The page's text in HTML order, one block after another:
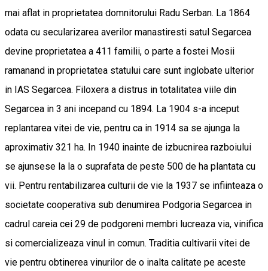
mai aflat in proprietatea domnitorului Radu Serban. La 1864
odata cu secularizarea averilor manastiresti satul Segarcea
devine proprietatea a 411 familii, o parte a fostei Mosii
ramanand in proprietatea statului care sunt inglobate ulterior
in IAS Segarcea. Filoxera a distrus in totalitatea viile din
Segarcea in 3 ani incepand cu 1894. La 1904 s-a inceput
replantarea vitei de vie, pentru ca in 1914 sa se ajunga la
aproximativ 321 ha. In 1940 inainte de izbucnirea razboiului
se ajunsese la la o suprafata de peste 500 de ha plantata cu
vii. Pentru rentabilizarea culturii de vie la 1937 se infiinteaza o
societate cooperativa sub denumirea Podgoria Segarcea in
cadrul careia cei 29 de podgoreni membri lucreaza via, vinifica
si comercializeaza vinul in comun. Traditia cultivarii vitei de
vie pentru obtinerea vinurilor de o inalta calitate pe aceste